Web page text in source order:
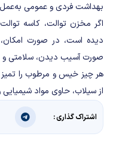
بهداشت فردی و عمومی به‌عمل
اگر مخزن توالت، کاسه‌
دیده است، در صورت
صورت آسیب دیدن، سلامتی و
هر چیز خیس و مرطوب را تمیز
از سیلاب، حاوی مواد
اشتراک گذاری :